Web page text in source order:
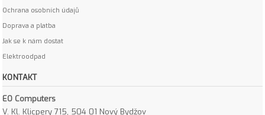
Ochrana osobních údajů
Doprava a platba
Jak se k nám dostat
Elektroodpad
KONTAKT
EO Computers
V. Kl. Klicpery 715, 504 01 Nový Bydžov